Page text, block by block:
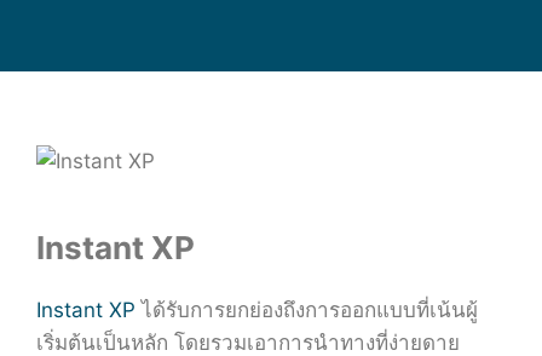
Instant XP
Instant XP ได้รับการยกย่องถึงการออกแบบที่เน้นผู้
เริ่มต้นเป็นหลัก โดยรวมเอาการนำทางที่ง่ายดาย